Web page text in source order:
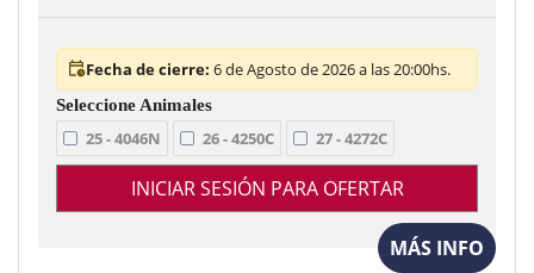
Fecha de cierre: 6 de Agosto de 2026 a las 20:00hs.
25 - 4046N 26 - 4250C 27 - 4272C
INICIAR SESIÓN PARA OFERTAR
MÁS INFO